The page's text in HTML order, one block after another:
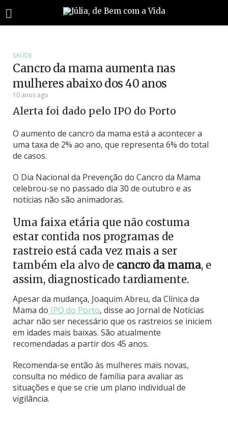
SAÚDE
Cancro da mama aumenta nas
mulheres abaixo dos 40 anos
10 anos ago
Alerta foi dado pelo IPO do Porto
O aumento de cancro da mama está a acontecer a
uma taxa de 2% ao ano, que representa 6% do total
de casos.
O Dia Nacional da Prevenção do Cancro da Mama
celebrou-se no passado dia 30 de outubro e as
notícias não são animadoras.
Uma faixa etária que não costuma
estar contida nos programas de
rastreio está cada vez mais a ser
também ela alvo de cancro da mama, e
assim, diagnosticado tardiamente.
Apesar da mudança, Joaquim Abreu, da Clínica da
Mama do IPO do Porto, disse ao Jornal de Notícias
achar não ser necessário que os rastreios se iniciem
em idades mais baixas. São atualmente
recomendadas a partir dos 45 anos.
Recomenda-se então às mulheres mais novas,
consulta no médico de família para avaliar as
situações e que se crie um plano individual de
vigilância.